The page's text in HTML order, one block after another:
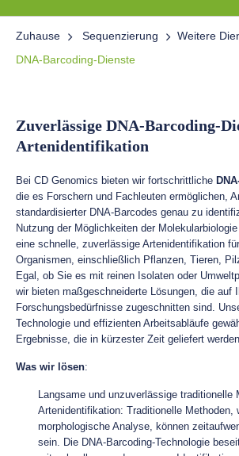
Zuhause Sequenzierung
Weitere
DNA-Barcoding-Dienste
Zuverlässige DNA-Barcoding-
Artenidentifikation
Bei CD Genomics bieten wir fortschrittliche
die es Forschern und Fachleuten ermöglichen,
standardisierter DNA-Barcodes genau zu
Nutzung der Möglichkeiten der
eine schnelle, zuverlässige Artenidentifikation
Organismen, einschließlich Pflanzen, Tieren,
Egal, ob Sie es mit reinen Isolaten oder
wir bieten maßgeschneiderte Lösungen, die auf
Forschungsbedürfnisse zugeschnitten sind.
Technologie und effizienten Arbeitsabläufe
Ergebnisse, die in kürzester Zeit geliefert
Was wir lösen:
Langsame und unzuverlässige traditionelle
Artenidentifikation: Traditionelle Methoden,
morphologische Analyse, können
sein. Die DNA-Barcoding-Technologie